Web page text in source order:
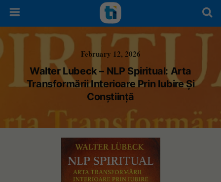
February 12, 2026
Walter Lubeck – NLP Spiritual: Arta
Transformării Interioare Prin Iubire Și
Conștiință